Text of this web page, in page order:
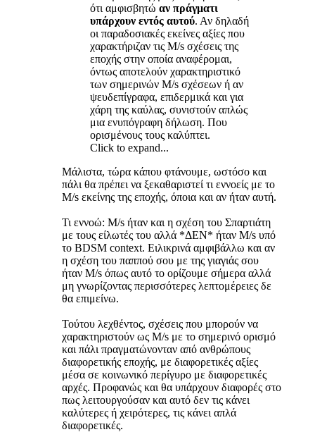
ότι αμφισβητώ αν πράγματι
υπάρχουν εντός αυτού. Αν δηλαδή
οι παραδοσιακές εκείνες αξίες που
χαρακτήριζαν τις M/s σχέσεις της
εποχής στην οποία αναφέρομαι,
όντως αποτελούν χαρακτηριστικό
των σημερινών M/s σχέσεων ή αν
ψευδεπίγραφα, επιδερμικά και για
χάρη της καύλας, συνιστούν απλώς
μια ενυπόγραφη δήλωση. Που
ορισμένους τους καλύπτει.
Click to expand...
Μάλιστα, τώρα κάπου φτάνουμε, ωστόσο και
πάλι θα πρέπει να ξεκαθαριστεί τι εννοείς με το
M/s εκείνης της εποχής, όποια και αν ήταν αυτή.
Τι εννοώ: M/s ήταν και η σχέση του Σπαρτιάτη
με τους είλωτές του αλλά *ΔΕΝ* ήταν M/s υπό
το BDSM context. Ειλικρινά αμφιβάλλω και αν
η σχέση του παππού σου με της γιαγιάς σου
ήταν M/s όπως αυτό το ορίζουμε σήμερα αλλά
μη γνωρίζοντας περισσότερες λεπτομέρειες δε
θα επιμείνω.
Τούτου λεχθέντος, σχέσεις που μπορούν να
χαρακτηριστούν ως M/s με το σημερινό ορισμό
και πάλι πραγματώνονταν από ανθρώπους
διαφορετικής εποχής, με διαφορετικές αξίες
μέσα σε κοινωνικό περίγυρο με διαφορετικές
αρχές. Προφανώς και θα υπάρχουν διαφορές στο
πως λειτουργούσαν και αυτό δεν τις κάνει
καλύτερες ή χειρότερες, τις κάνει απλά
διαφορετικές.